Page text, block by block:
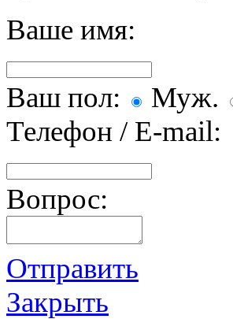
Ваше имя:
Ваш пол: Муж.
Телефон / E-mail:
Вопрос:
Отправить
Закрыть